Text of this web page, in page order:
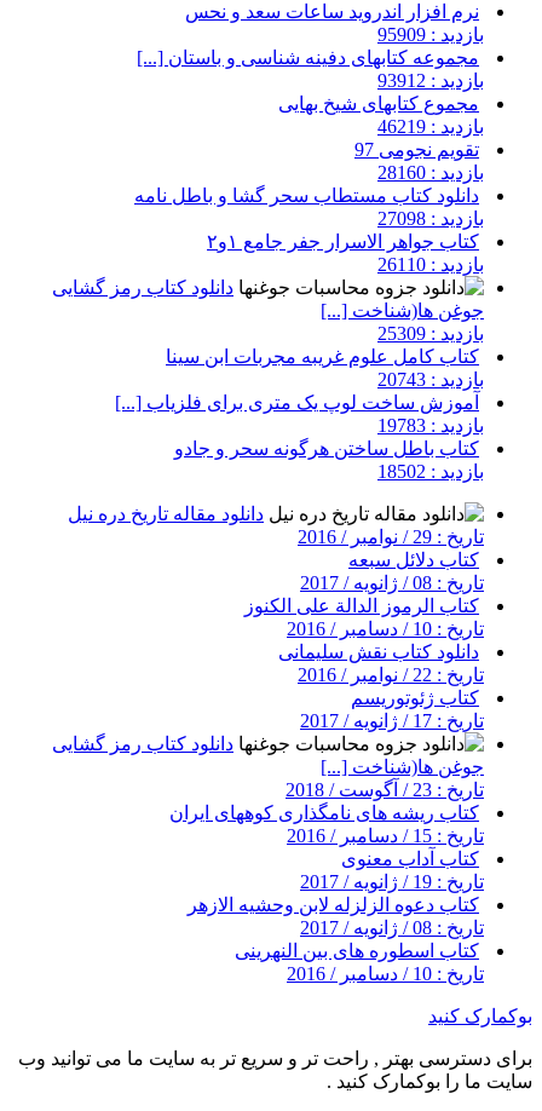
نرم افزار اندروید ساعات سعد و نحس
بازدید : 95909
مجموعه کتابهای دفینه شناسی و باستان [...]
بازدید : 93912
مجموع کتابهای شیخ بهایی
بازدید : 46219
تقویم نجومی 97
بازدید : 28160
دانلود کتاب مستطاب سحر گشا و باطل نامه
بازدید : 27098
کتاب جواهر الاسرار جفر جامع ۱و۲
بازدید : 26110
دانلود کتاب رمز گشایی
جوغن ها(شناخت [...]
بازدید : 25309
کتاب کامل علوم غریبه مجربات ابن سینا
بازدید : 20743
آموزش ساخت لوپ یک متری برای فلزیاب [...]
بازدید : 19783
کتاب باطل ساختن هرگونه سحر و جادو
بازدید : 18502
دانلود مقاله تاریخ دره نیل
تاریخ : 29 / نوامبر / 2016
کتاب دلائل سبعه
تاریخ : 08 / ژانویه / 2017
کتاب الرموز الدالة على الكنوز
تاریخ : 10 / دسامبر / 2016
دانلود کتاب نقش سلیمانی
تاریخ : 22 / نوامبر / 2016
کتاب ژئوتوریسم
تاریخ : 17 / ژانویه / 2017
دانلود کتاب رمز گشایی
جوغن ها(شناخت [...]
تاریخ : 23 / آگوست / 2018
کتاب ریشه های نامگذاری کوههای ایران
تاریخ : 15 / دسامبر / 2016
کتاب آداب معنوی
تاریخ : 19 / ژانویه / 2017
کتاب دعوه الزلزله لابن وحشیه الازهر
تاریخ : 08 / ژانویه / 2017
کتاب اسطوره های بین النهرینی
تاریخ : 10 / دسامبر / 2016
بوکمارک کنید
برای دسترسی بهتر , راحت تر و سریع تر به سایت ما می توانید وب
سایت ما را بوکمارک کنید .